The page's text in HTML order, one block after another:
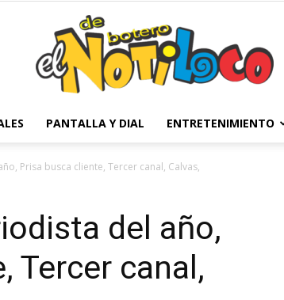
PANTALLA Y DIAL ENTRETENIMIENTO
Prisa busca cliente, Tercer canal, Calvas,
del año,
Tercer canal,